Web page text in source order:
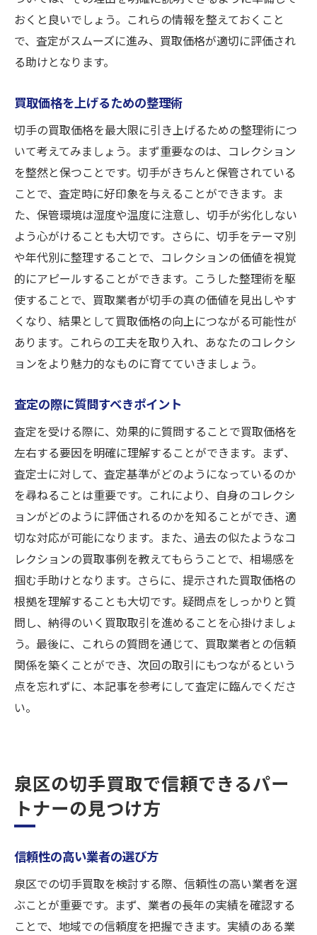
おくと良いでしょう。これらの情報を整えておくこと
で、査定がスムーズに進み、買取価格が適切に評価され
る助けとなります。
買取価格を上げるための整理術
切手の買取価格を最大限に引き上げるための整理術につ
いて考えてみましょう。まず重要なのは、コレクション
を整然と保つことです。切手がきちんと保管されている
ことで、査定時に好印象を与えることができます。ま
た、保管環境は湿度や温度に注意し、切手が劣化しない
よう心がけることも大切です。さらに、切手をテーマ別
や年代別に整理することで、コレクションの価値を視覚
的にアピールすることができます。こうした整理術を駆
使することで、買取業者が切手の真の価値を見出しやす
くなり、結果として買取価格の向上につながる可能性が
あります。これらの工夫を取り入れ、あなたのコレクシ
ョンをより魅力的なものに育てていきましょう。
査定の際に質問すべきポイント
査定を受ける際に、効果的に質問することで買取価格を
左右する要因を明確に理解することができます。まず、
査定士に対して、査定基準がどのようになっているのか
を尋ねることは重要です。これにより、自身のコレクシ
ョンがどのように評価されるのかを知ることができ、適
切な対応が可能になります。また、過去の似たようなコ
レクションの買取事例を教えてもらうことで、相場感を
掴む手助けとなります。さらに、提示された買取価格の
根拠を理解することも大切です。疑問点をしっかりと質
問し、納得のいく買取取引を進めることを心掛けましょ
う。最後に、これらの質問を通じて、買取業者との信頼
関係を築くことができ、次回の取引にもつながるという
点を忘れずに、本記事を参考にして査定に臨んでくださ
い。
泉区の切手買取で信頼できるパー
トナーの見つけ方
信頼性の高い業者の選び方
泉区での切手買取を検討する際、信頼性の高い業者を選
ぶことが重要です。まず、業者の長年の実績を確認する
ことで、地域での信頼度を把握できます。実績のある業